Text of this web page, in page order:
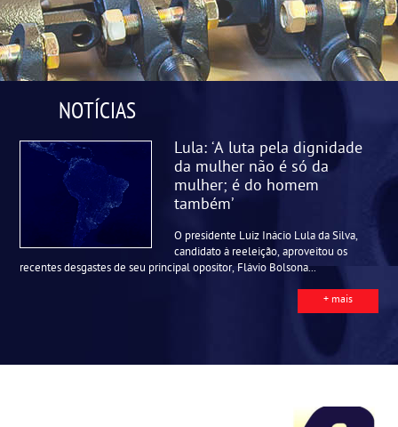
NOTÍCIAS
Lula: ‘A luta pela dignidade
da mulher não é só da
mulher; é do homem
também’
O presidente Luiz Inácio Lula da Silva,
candidato à reeleição, aproveitou os
recentes desgastes de seu principal opositor, Flávio Bolsona...
+ mais